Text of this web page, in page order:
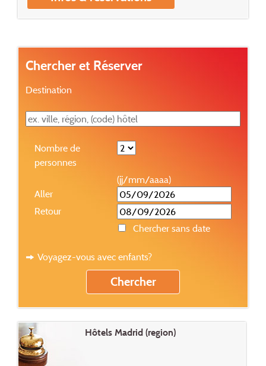
Chercher et Réserver
Destination
Nombre de
personnes
(jj/mm/aaaa)
Aller
Retour
Chercher sans date
Voyagez-vous avec enfants?
Hôtels Madrid (region)